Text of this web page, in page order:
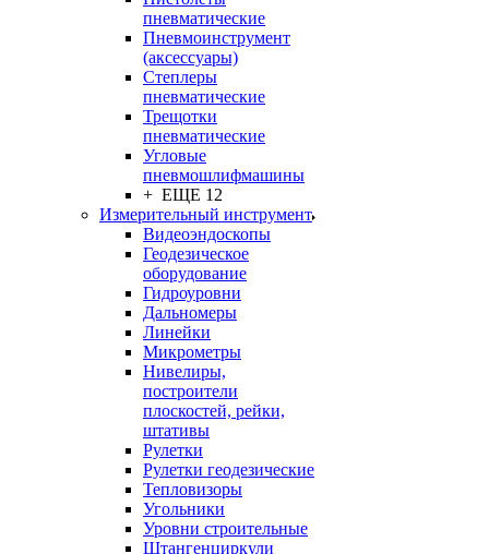
пневматические
Пневмоинструмент
(аксессуары)
Степлеры
пневматические
Трещотки
пневматические
Угловые
пневмошлифмашины
+ ЕЩЕ 12
Измерительный инструмент
Видеоэндоскопы
Геодезическое
оборудование
Гидроуровни
Дальномеры
Линейки
Микрометры
Нивелиры,
построители
плоскостей, рейки,
штативы
Рулетки
Рулетки геодезические
Тепловизоры
Угольники
Уровни строительные
Штангенциркули